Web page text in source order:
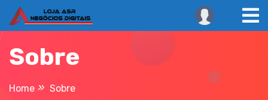
Sobre
Home Sobre